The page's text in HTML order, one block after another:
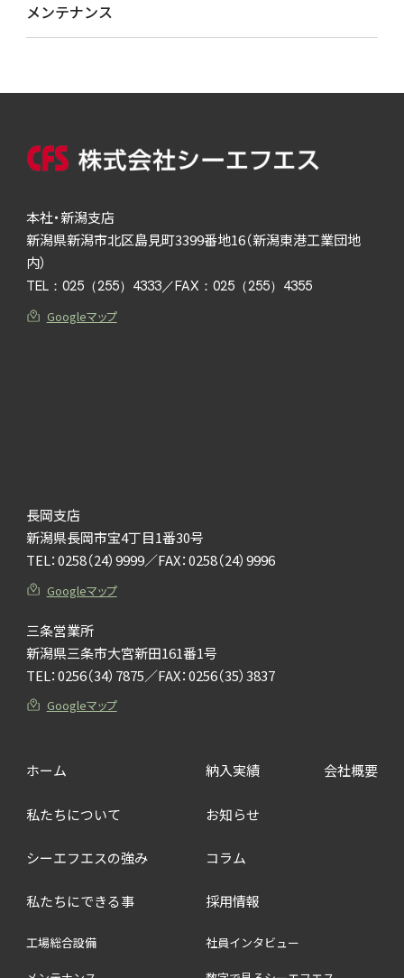
メンテナンス
本社・新潟支店
新潟県新潟市北区島見町3399番地16（新潟東港工業団地
内）
TEL：025（255）4333／FAX：025（255）4355
Googleマップ
長岡支店
新潟県長岡市宝4丁目1番30号
TEL：0258（24）9999／FAX：0258（24）9996
Googleマップ
三条営業所
新潟県三条市大宮新田161番1号
TEL：0256（34）7875／FAX：0256（35）3837
Googleマップ
ホーム
私たちについて
シーエフエスの強み
納入実績
お知らせ
コラム
会社概要
私たちにできる事
工場総合設備
採用情報
社員インタビュー